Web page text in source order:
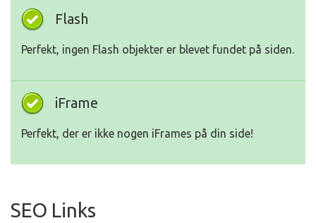
Flash
Perfekt, ingen Flash objekter er blevet fundet på siden.
iFrame
Perfekt, der er ikke nogen iFrames på din side!
SEO Links